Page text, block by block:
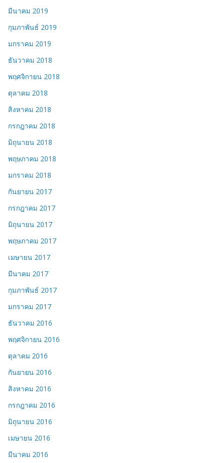
มีนาคม 2019
กุมภาพันธ์ 2019
มกราคม 2019
ธันวาคม 2018
พฤศจิกายน 2018
ตุลาคม 2018
สิงหาคม 2018
กรกฎาคม 2018
มิถุนายน 2018
พฤษภาคม 2018
มกราคม 2018
กันยายน 2017
กรกฎาคม 2017
มิถุนายน 2017
พฤษภาคม 2017
เมษายน 2017
มีนาคม 2017
กุมภาพันธ์ 2017
มกราคม 2017
ธันวาคม 2016
พฤศจิกายน 2016
ตุลาคม 2016
กันยายน 2016
สิงหาคม 2016
กรกฎาคม 2016
มิถุนายน 2016
เมษายน 2016
มีนาคม 2016